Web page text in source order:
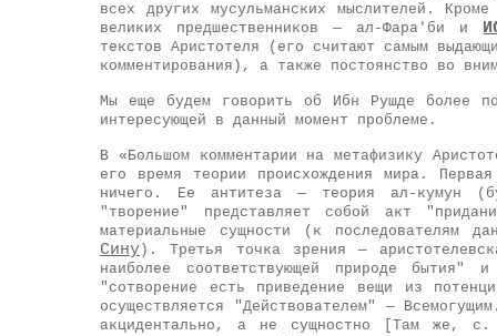
всех других мусульманских мыслителей.
великих предшественников — ал-Фара'би и
текстов Аристотеля (его считают самым
комментирования), а также постоянство во
Мы еще будем говорить об Ибн Рушде более
интересующей в данный момент проблеме.
В «Большом комментарии на метафизику
его время теории происхождения мира.
ничего. Ее антитеза — теория ал-кумун
"творение" представляет собой акт
материальные сущности (к последователям
Сину ). Третья точка зрения —
наиболее соответствующей природе
"сотворение есть приведение вещи из
осуществляется "Действователем" —
акцидентально, а не сущностно [Там же,